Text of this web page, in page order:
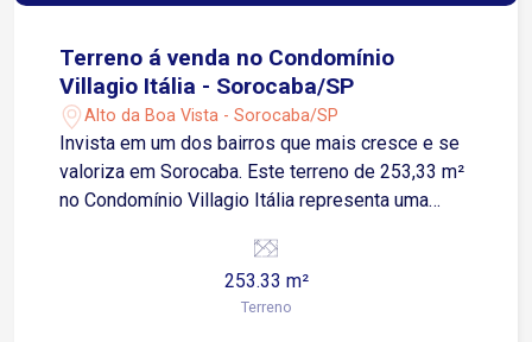
Terreno á venda no Condomínio
Villagio Itália - Sorocaba/SP
Alto da Boa Vista - Sorocaba/SP
Invista em um dos bairros que mais cresce e se
valoriza em Sorocaba. Este terreno de 253,33 m²
no Condomínio Villagio Itália representa uma
patrimônio. O Alto da Boa Vista consolidou-se
como um polo de alta valorização, impulsionado
pela infraestrutura em constante
253.33 m²
Terreno